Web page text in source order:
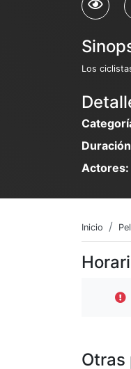
Los
Actores:
Inicio
Otras